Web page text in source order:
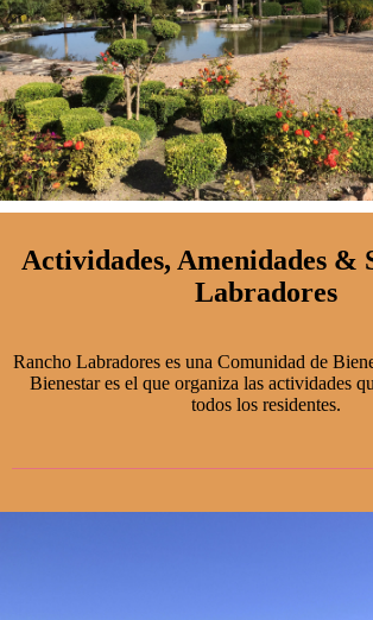
Actividades, Amenidades &
Labradores
Rancho Labradores es una Comunidad de
Bienestar es el que organiza las actividades
todos los residentes.